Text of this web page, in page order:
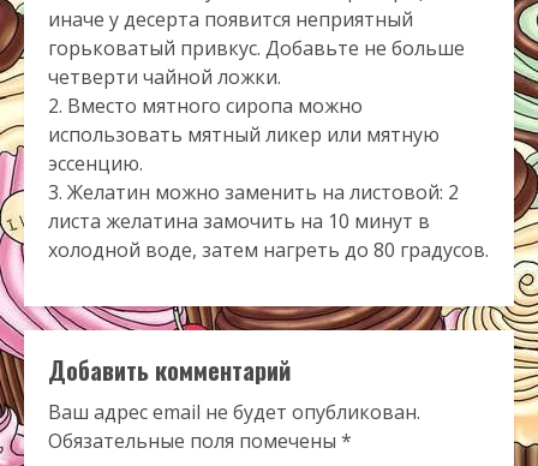
иначе у десерта появится неприятный
горьковатый привкус. Добавьте не больше
четверти чайной ложки.
2. Вместо мятного сиропа можно
использовать мятный ликер или мятную
эссенцию.
3. Желатин можно заменить на листовой: 2
листа желатина замочить на 10 минут в
холодной воде, затем нагреть до 80 градусов.
Добавить комментарий
Ваш адрес email не будет опубликован.
Обязательные поля помечены *